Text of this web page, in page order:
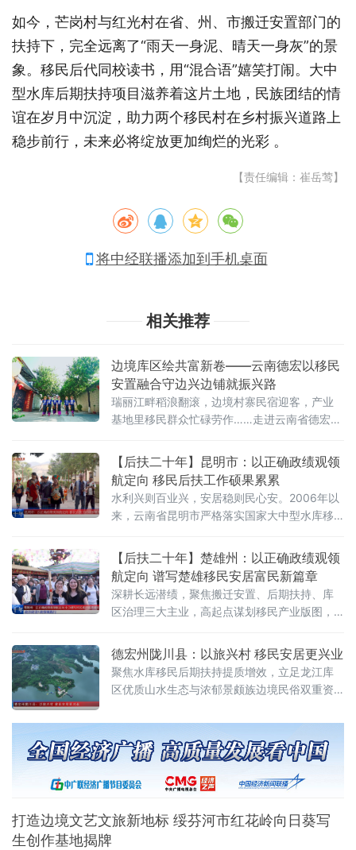
如今，芒岗村与红光村在省、州、市搬迁安置部门的
扶持下，完全远离了“雨天一身泥、晴天一身灰”的景
象。移民后代同校读书，用“混合语”嬉笑打闹。大中
型水库后期扶持项目滋养着这片土地，民族团结的情
谊在岁月中沉淀，助力两个移民村在乡村振兴道路上
稳步前行，未来必将绽放更加绚烂的光彩 。
【责任编辑：崔岳莺】
将中经联播添加到手机桌面
相关推荐
边境库区绘共富新卷——云南德宏以移民
安置融合守边兴边铺就振兴路
瑞丽江畔稻浪翻滚，边境村寨民宿迎客，产业
基地里移民群众忙碌劳作……走进云南省德宏傣
得出、稳得住、能发展、可致富”的和美库区画
卷徐徐铺展。
【后扶二十年】昆明市：以正确政绩观领
航定向 移民后扶工作硕果累累
水利兴则百业兴，安居稳则民心安。2006年以
来，云南省昆明市严格落实国家大中型水库移
正确政绩观为导向，始终以群众安稳、增收致
富为核心，全面落实国家和云南省后期扶持政
策体系，走出一条安置有温度、发展有后劲、
增收有保障的移民振兴之路。
【后扶二十年】楚雄州：以正确政绩观领
航定向 谱写楚雄移民安居富民新篇章
深耕长远潜绩，聚焦搬迁安置、后期扶持、库
区治理三大主业，高起点谋划移民产业版图，
推动移民产业园建设，全州移民工作实现从“搬
得出、稳得住”向“能就
德宏州陇川县：以旅兴村 移民安居更兴业
聚焦水库移民后期扶持提质增效，立足龙江库
区优质山水生态与浓郁景颇族边境民俗双重资
口，在勐约乡营盘村高标准打造泊心湾旅居示
范项目。当地跳出传统单一资金补助的帮扶模
式，深度推进文旅融合发展、精准落地特色产
业扶持、系统完善乡村基础配套，推动水库移
民后期扶持工作
打造边境文艺文旅新地标 绥芬河市红花岭向日葵写
生创作基地揭牌